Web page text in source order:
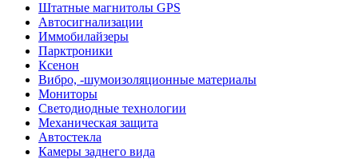
Штатные магнитолы GPS
Автосигнализации
Иммобилайзеры
Парктроники
Ксенон
Вибро, -шумоизоляционные материалы
Мониторы
Светодиодные технологии
Механическая защита
Автостекла
Камеры заднего вида